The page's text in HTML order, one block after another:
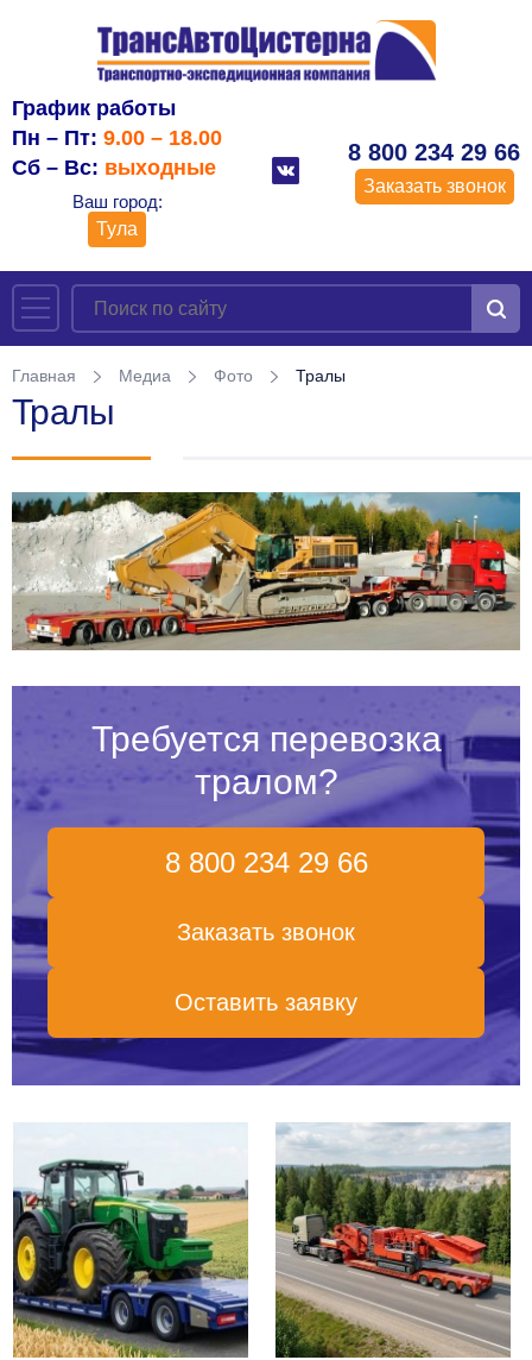
График работы
Пн – Пт: 9.00 – 18.00
Сб – Вс: выходные
Ваш город:
Тула
8 800 234 29 66
Заказать звонок
Главная Медиа Фото Тралы
Тралы
Требуется перевозка
тралом?
8 800 234 29 66
Заказать звонок
Оставить заявку